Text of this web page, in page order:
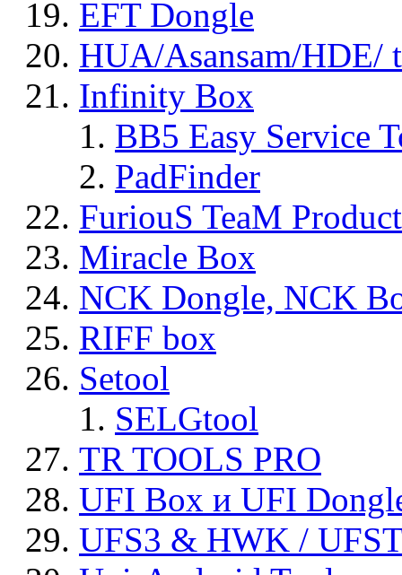
EFT Dongle
HUA/Asansam/HDE/
Infinity Box
BB5 Easy Service
PadFinder
FuriouS TeaM
Miracle Box
NCK Dongle, NCK
RIFF box
Setool
SELGtool
TR TOOLS PRO
UFI Box и UFI
UFS3 & HWK /